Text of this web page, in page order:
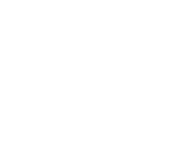
v osnovni šoli in